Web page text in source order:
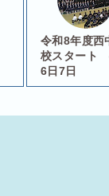
令和8年度西
校スタート
6日7日